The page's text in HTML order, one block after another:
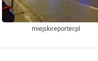
miejskireporter.pl